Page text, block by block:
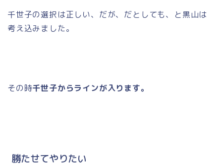
千世子の選択は正しい、だが、だとしても、と黒山は
考え込みました。
その時千世子からラインが入ります。
勝たせてやりたい